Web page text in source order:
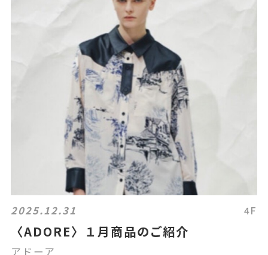
2025.12.31 4F
〈ADORE〉１月商品のご紹介
アドーア